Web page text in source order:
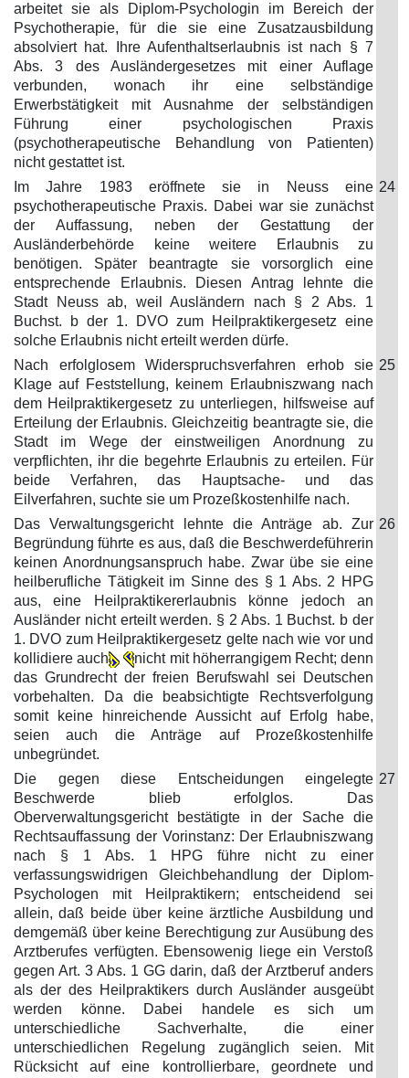
arbeitet sie als Diplom-Psychologin im Bereich der
Psychotherapie, für die sie eine Zusatzausbildung
absolviert hat. Ihre Aufenthaltserlaubnis ist nach § 7
Abs. 3 des Ausländergesetzes mit einer Auflage
verbunden, wonach ihr eine selbständige
Erwerbstätigkeit mit Ausnahme der selbständigen
Führung einer psychologischen Praxis
(psychotherapeutische Behandlung von Patienten)
nicht gestattet ist.
Im Jahre 1983 eröffnete sie in Neuss eine
psychotherapeutische Praxis. Dabei war sie zunächst
der Auffassung, neben der Gestattung der
Ausländerbehörde keine weitere Erlaubnis zu
benötigen. Später beantragte sie vorsorglich eine
entsprechende Erlaubnis. Diesen Antrag lehnte die
Stadt Neuss ab, weil Ausländern nach § 2 Abs. 1
Buchst. b der 1. DVO zum Heilpraktikergesetz eine
solche Erlaubnis nicht erteilt werden dürfe.
24
Nach erfolglosem Widerspruchsverfahren erhob sie
Klage auf Feststellung, keinem Erlaubniszwang nach
dem Heilpraktikergesetz zu unterliegen, hilfsweise auf
Erteilung der Erlaubnis. Gleichzeitig beantragte sie, die
Stadt im Wege der einstweiligen Anordnung zu
verpflichten, ihr die begehrte Erlaubnis zu erteilen. Für
beide Verfahren, das Hauptsache- und das
Eilverfahren, suchte sie um Prozeßkostenhilfe nach.
25
Das Verwaltungsgericht lehnte die Anträge ab. Zur
Begründung führte es aus, daß die Beschwerdeführerin
keinen Anordnungsanspruch habe. Zwar übe sie eine
heilberufliche Tätigkeit im Sinne des § 1 Abs. 2 HPG
aus, eine Heilpraktikererlaubnis könne jedoch an
Ausländer nicht erteilt werden. § 2 Abs. 1 Buchst. b der
1. DVO zum Heilpraktikergesetz gelte nach wie vor und
kollidiere auch
nicht mit höherrangigem Recht; denn
das Grundrecht der freien Berufswahl sei Deutschen
vorbehalten. Da die beabsichtigte Rechtsverfolgung
somit keine hinreichende Aussicht auf Erfolg habe,
seien auch die Anträge auf Prozeßkostenhilfe
unbegründet.
26
Die gegen diese Entscheidungen eingelegte
Beschwerde blieb erfolglos. Das
Oberverwaltungsgericht bestätigte in der Sache die
Rechtsauffassung der Vorinstanz: Der Erlaubniszwang
nach § 1 Abs. 1 HPG führe nicht zu einer
verfassungswidrigen Gleichbehandlung der Diplom-
Psychologen mit Heilpraktikern; entscheidend sei
allein, daß beide über keine ärztliche Ausbildung und
demgemäß über keine Berechtigung zur Ausübung des
Arztberufes verfügten. Ebensowenig liege ein Verstoß
gegen Art. 3 Abs. 1 GG darin, daß der Arztberuf anders
als der des Heilpraktikers durch Ausländer ausgeübt
werden könne. Dabei handele es sich um
unterschiedliche Sachverhalte, die einer
unterschiedlichen Regelung zugänglich seien. Mit
Rücksicht auf eine kontrollierbare, geordnete und
27